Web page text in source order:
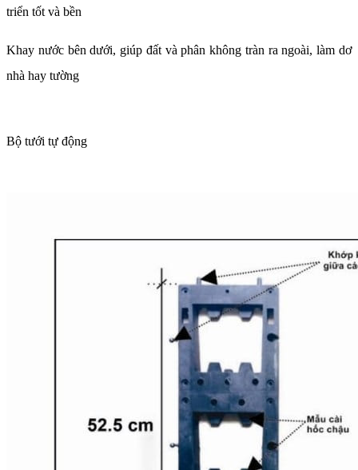
triển tốt và bền
Khay nước bên dưới, giúp đất và phân không tràn ra ngoài, làm dơ
nhà hay tường
Bộ tưới tự động